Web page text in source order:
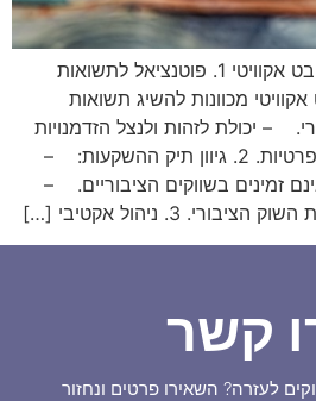
יתרונות השקעה בקרן פרייבט אקוויטי 1. פוטנציאל לתשואות
מכוונות להשיג תשואות
– יכולת לזהות ולנצל הזדמנויות
השקעה ייחודיות בחברות פרטיות. 2. גיוון תיק ההשקעות: –
זמינים בשווקים הציבוריים. –
3. ניהול אקטיבי […]
קשר
לעזרה? השאירו פרטים ונחזור